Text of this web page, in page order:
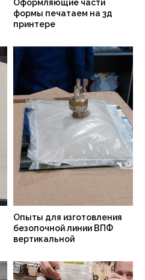
Оформляющие части
формы печатаем на 3д
принтере
Опыты для изготовления
безопочной линии ВПФ
вертикальной